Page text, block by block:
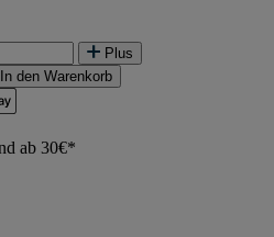
Plus
In den Warenkorb
ab 30€*